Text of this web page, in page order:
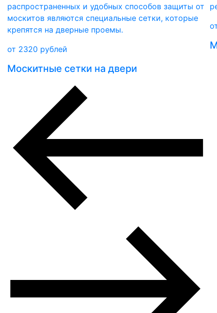
распространенных и удобных способов защиты от
москитов являются специальные сетки, которые
крепятся на дверные проемы.
от 2320 рублей
Москитные сетки на двери